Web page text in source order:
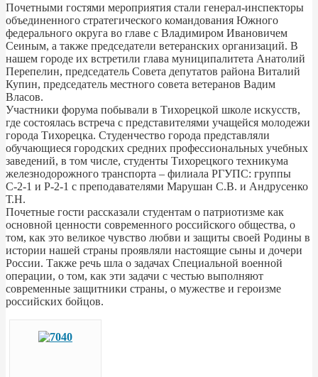
Почетными гостями мероприятия стали генерал-инспекторы
объединенного стратегического командования Южного
федерального округа во главе с Владимиром Ивановичем
Сеиным, а также председатели ветеранских организаций. В
нашем городе их встретили глава муниципалитета Анатолий
Перепелин, председатель Совета депутатов района Виталий
Купин, председатель местного совета ветеранов Вадим
Власов.
Участники форума побывали в Тихорецкой школе искусств,
где состоялась встреча с представителями учащейся молодежи
города Тихорецка. Студенчество города представляли
обучающиеся городских средних профессиональных учебных
заведений, в том числе, студенты Тихорецкого техникума
железнодорожного транспорта – филиала РГУПС: группы
С-2-1 и Р-2-1 с преподавателями Марушан С.В. и Андрусенко
Т.Н.
Почетные гости рассказали студентам о патриотизме как
основной ценности современного российского общества, о
том, как это великое чувство любви и защиты своей Родины в
истории нашей страны проявляли настоящие сыны и дочери
России. Также речь шла о задачах Специальной военной
операции, о том, как эти задачи с честью выполняют
современные защитники страны, о мужестве и героизме
российских бойцов.